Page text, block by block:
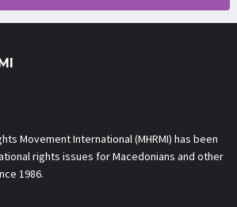
Movement International (MHRMI) has been
rights issues for Macedonians and other
1986.